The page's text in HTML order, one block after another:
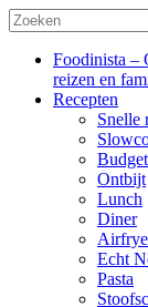
Foodinista –
reizen en
Recepten
Snelle
Ontbijt
Lunch
Diner
Echt
Pasta